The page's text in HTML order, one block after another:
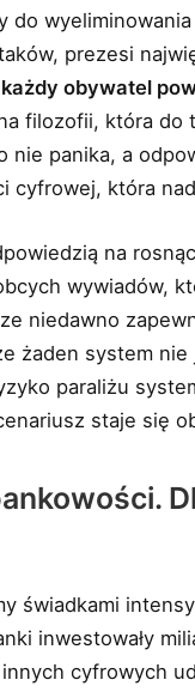
do
prezesi
każdy obywatel
filozofii, która do
nie panika, a
cyfrowej, która
na
wywiadów,
niedawno
żaden system
paraliżu
staje się
świadkami
inwestowały
cyfrowych